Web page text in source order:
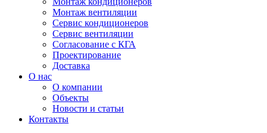
Монтаж вентиляции
Сервис кондиционеров
Сервис вентиляции
Согласование с КГА
Проектирование
Доставка
О нас
О компании
Объекты
Новости и статьи
Контакты